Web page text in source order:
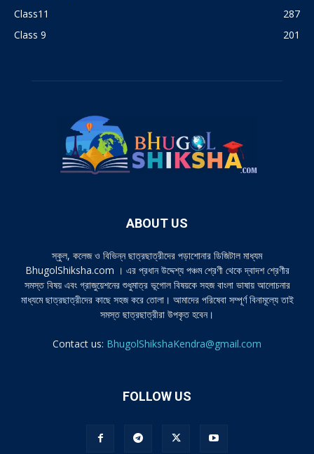
Class11
287
Class 9
201
ABOUT US
স্কুল, কলেজ ও বিভিন্ন ছাত্রছাত্রীদের পড়াশোনার ডিজিটাল মাধ্যম
BhugolShiksha.com । এর প্রধান উদ্দেশ্য পঞ্চম শ্রেণী থেকে দ্বাদশ শ্রেণীর
সমস্ত বিষয় এবং গ্রাজুয়েশনের শুধুমাত্র ভূগোল বিষয়কে সহজ বাংলা ভাষায় আলোচনার
মাধ্যমে ছাত্রছাত্রীদের কাছে সহজ করে তোলা। আমাদের পরিষেবা সম্পূর্ণ বিনামূল্যে তাই
সমস্ত ছাত্রছাত্রীরা উপকৃত হবেন।
Contact us: BhugolShikshaKendra@gmail.com
FOLLOW US